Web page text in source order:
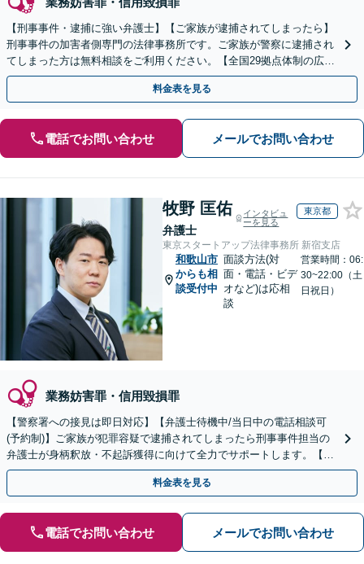
【刑事事件・逮捕に強い弁護士】【ご家族が逮捕されてしまったら】
刑事事件の加害者側専門の法律事務所です。ご家族が警察に逮捕され
てしまった方は無料相談をご利用ください。【全国29拠点体制の広域
対応】【弁護士待機中/当日中の電話相談可(予約制)】
料金表を見る
電話でお問い合わせ メールでお問い合わせ
牧野 匡佑
弁護士
インタビュ
ーを見る
東京都
東京スタートアップ法律事務所 新宿支店
和歌山市
からも相
談受付中
面談方法(対
面・電話・ビデ
オなど)は応相
談
営業時間：06:
30~22:00（土
日祝日）
業務妨害罪・信用毀損罪
【警察署への接見は即日対応】【弁護士待機中/当日中の電話相談可
(予約制)】ご家族が犯罪容疑で逮捕されてしまったら刑事事件担当の
弁護士が身柄釈放・不起訴獲得に向けて全力でサポートします。【毎
月100名以上の相談実績】【全国対応】
料金表を見る
電話でお問い合わせ メールでお問い合わせ